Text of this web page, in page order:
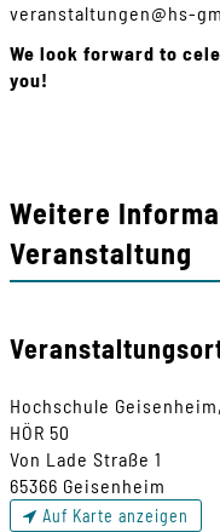
veranstaltungen@hs-gm
We look forward to
you!
Weitere
Veranstaltung
Hochschule
HÖR 50
Von Lade Straße 1
65366 Geisenheim
Auf Karte anzeigen